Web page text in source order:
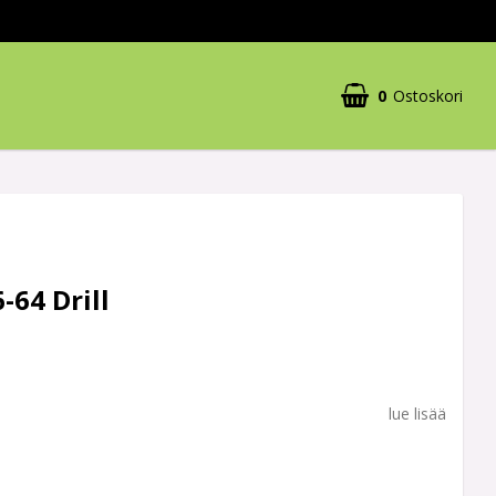
0 Ostoskori
64 Drill
lue lisää